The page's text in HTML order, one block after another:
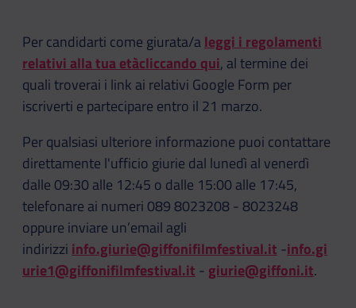
Per candidarti come giurata/aleggi i regolamenti
relativi alla tua etàcliccando qui, al termine dei
quali troverai i link ai relativi Google Form per
iscriverti e partecipare entro il 21 marzo.
Per qualsiasi ulteriore informazione puoi contattare
direttamente l'ufficio giurie dal lunedì al venerdì
dalle 09:30 alle 12:45 o dalle 15:00 alle 17:45,
telefonare ai numeri 089 8023208 - 8023248
oppure inviare un’email agli
indirizzi info.giurie@giffonifilmfestival.it -info.gi
urie1@giffonifilmfestival.it - giurie@giffoni.it.